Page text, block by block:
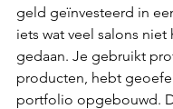
geld geïnvesteerd in
iets wat veel salons niet
gedaan. Je gebruikt
producten, hebt
portfolio opgebouwd.